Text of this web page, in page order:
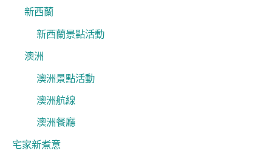
新西蘭
新西蘭景點活動
澳洲
澳洲景點活動
澳洲航線
澳洲餐廳
宅家新煮意